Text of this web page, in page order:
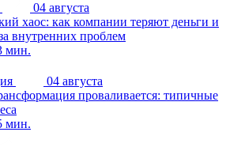
04 августа
хаос: как компании теряют деньги и
внутренних проблем
мин.
04 августа
проваливается: типичные
мин.